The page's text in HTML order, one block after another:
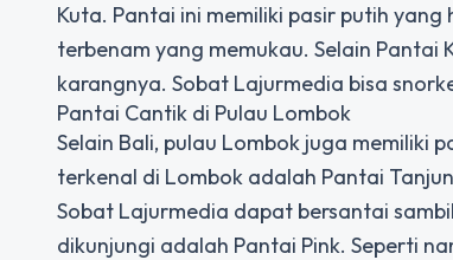
Kuta. Pantai ini memiliki pasir putih
terbenam yang memukau. Selain
karangnya. Sobat Lajurmedia bisa
Pantai Cantik di Pulau Lombok
Selain Bali, pulau Lombok juga
terkenal di Lombok adalah Pantai
Sobat Lajurmedia dapat bersantai
dikunjungi adalah Pantai Pink. Seperti